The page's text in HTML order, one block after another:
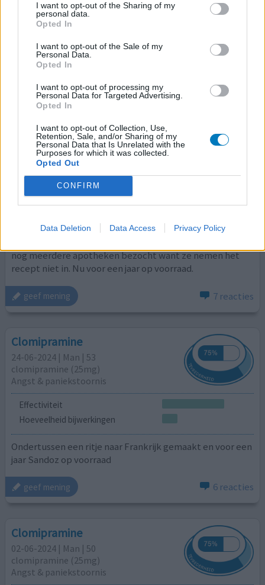
I want to opt-out of the Sharing of my
personal data.
Opted In
I want to opt-out of the Sale of my
Personal Data.
Opted In
I want to opt-out of processing my
Personal Data for Targeted Advertising.
Opted In
I want to opt-out of Collection, Use,
Retention, Sale, and/or Sharing of my
Personal Data that Is Unrelated with the
Purposes for which it was collected.
Opted Out
CONFIRM
Data Deletion Data Access Privacy Policy
Met het papieren recept van de huisarts naar de
apotheek gereden. Medicijnen zelf betaald (€ 5 voor een
geef mening
Clomipramine
09-07-2024 | Man | 53
clomipramine (25mg)
Angst & paniekstoornis
Effectiviteit
Hoeveelheid bijwerkingen
apotheek over de grens bij Lille. Zij hebben het besteld
nog meerdere apotheken bezocht want ze nemen het
recept niet in. Nu voor een jaar op voorraad.
geef mening 7 reacties
Clomipramine
24-06-2024 | Man | 53
clomipramine (25mg)
Angst & paniekstoornis
Effectiviteit
Hoeveelheid bijwerkingen
Ondertussen een ritje naar Frankrijk gemaakt en voor een
jaar Sandoz op voorraad
geef mening 6 reacties
Clomipramine
02-06-2024 | Man | 50
clomipramine (25mg)
Angst & paniekstoornis